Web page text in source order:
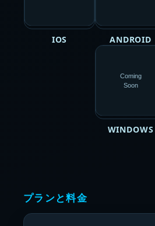
IOS ANDROID
Coming
Soon
WINDOWS
プランと料金